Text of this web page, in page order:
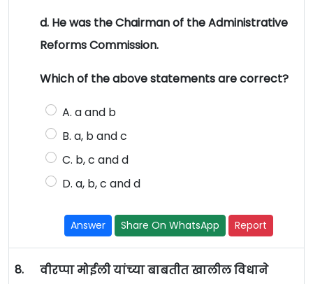
d. He was the Chairman of the Administrative
Reforms Commission.
Which of the above statements are correct?
A. a and b
B. a, b and c
C. b, c and d
D. a, b, c and d
Answer Share On WhatsApp Report
8.
वीरप्पा मोईली यांच्या बाबतीत खालील विधाने